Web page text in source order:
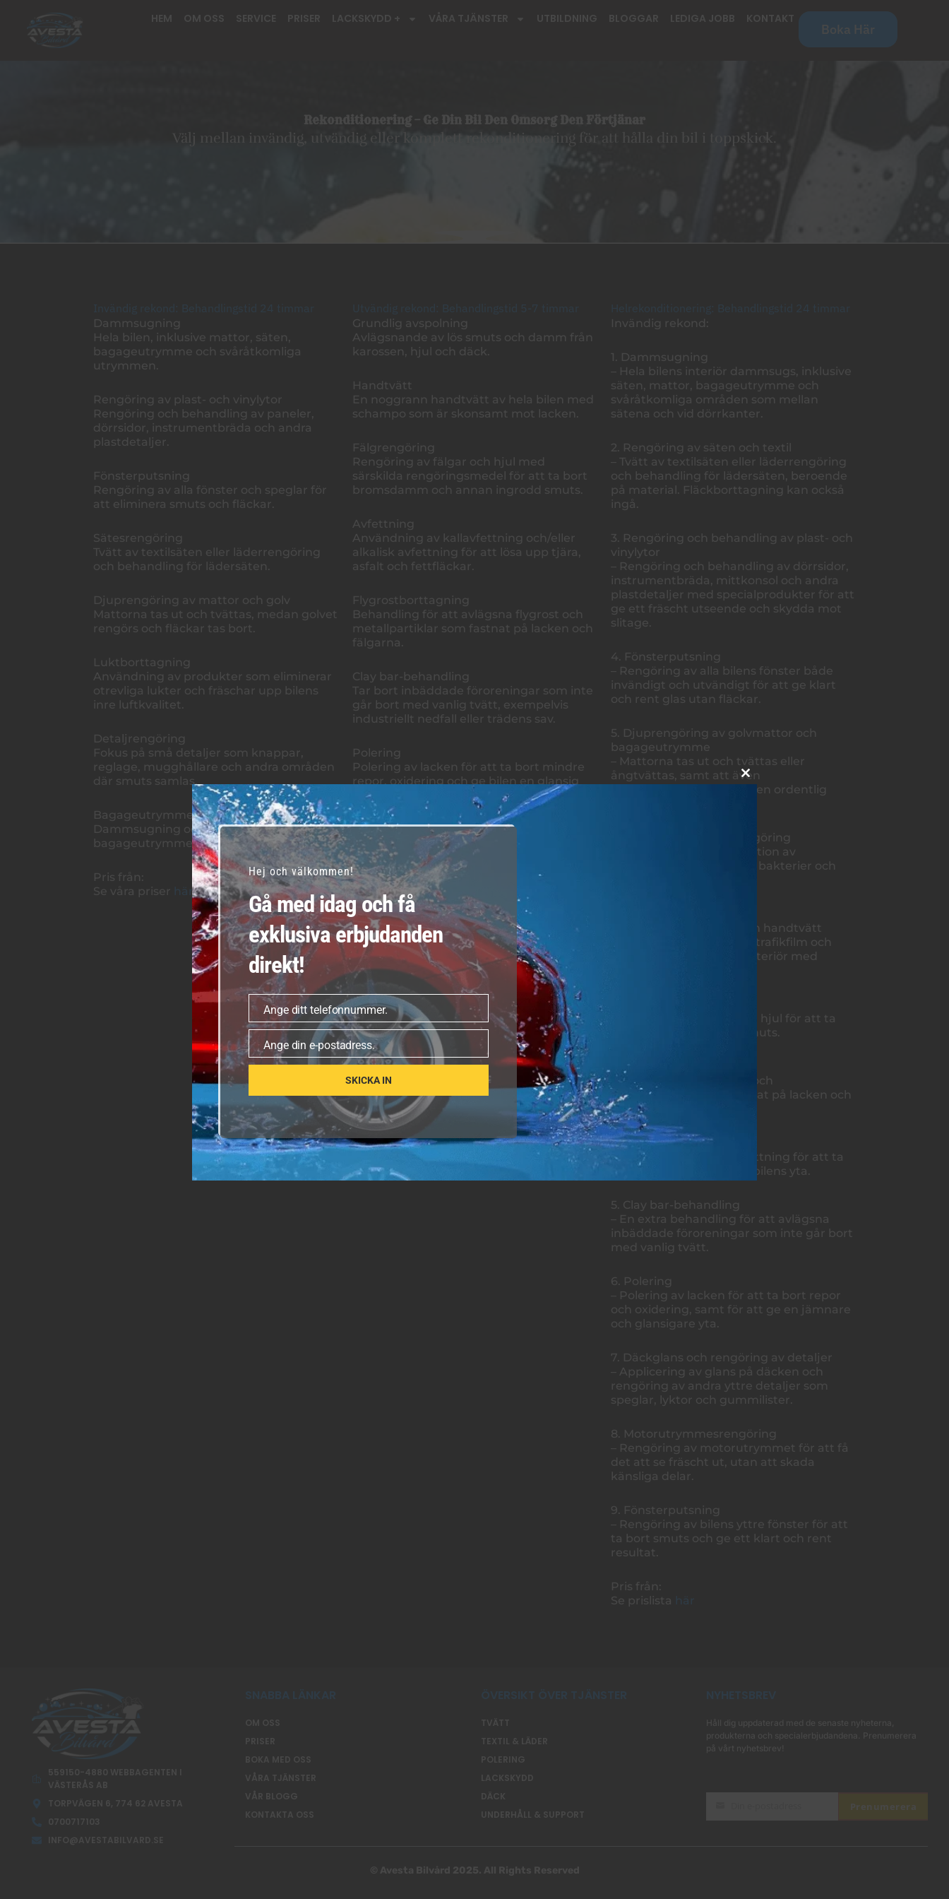
innehåll
HEM OM OSS SERVICE PRISER LACKSKYDD + VÅRA TJÄNSTER UTBILDNING BLOGGAR LEDIGA JOBB KONTAKT
Boka Här
Rekonditionering – Ge Din Bil Den Omsorg Den Förtjänar
Välj mellan invändig, utvändig eller komplett rekonditionering för att hålla din bil i toppskick.
Invändig rekond: Behandlingstid 24 timmar
Dammsugning
Hela bilen, inklusive mattor, säten,
bagageutrymme och svåråtkomliga
utrymmen.
Rengöring av plast- och vinylytor
Rengöring och behandling av paneler,
dörrsidor, instrumentbräda och andra
plastdetaljer.
Fönsterputsning
Rengöring av alla fönster och speglar för
att eliminera smuts och fläckar.
Sätesrengöring
Tvätt av textilsäten eller läderrengöring
och behandling för lädersäten.
Djuprengöring av mattor och golv
Mattorna tas ut och tvättas, medan golvet
rengörs och fläckar tas bort.
Luktborttagning
Användning av produkter som eliminerar
otrevliga lukter och fräschar upp bilens
inre luftkvalitet.
Detaljrengöring
Fokus på små detaljer som knappar,
reglage, mugghållare och andra områden
där smuts samlas.
Bagageutrymme
Dammsugning och rengöring av
bagageutrymmet.
Pris från:
Se våra priser
här
Utvändig rekond: Behandlingstid 5-7 timmar
Grundlig avspolning
Avlägsnande av lös smuts och damm från
karossen, hjul och däck.
Handtvätt
En noggrann handtvätt av hela bilen med
schampo som är skonsamt mot lacken.
Fälgrengöring
Rengöring av fälgar och hjul med
särskilda rengöringsmedel för att ta bort
bromsdamm och annan ingrodd smuts.
Avfettning
Användning av kallavfettning och/eller
alkalisk avfettning för att lösa upp tjära,
asfalt och fettfläckar.
Flygrostborttagning
Behandling för att avlägsna flygrost och
metallpartiklar som fastnat på lacken och
fälgarna.
Clay bar-behandling
Tar bort inbäddade föroreningar som inte
går bort med vanlig tvätt, exempelvis
industriellt nedfall eller trädens sav.
Polering
Polering av lacken för att ta bort mindre
repor, oxidering och ge bilen en glansig
finish. Detta kan göras för hand eller med
maskin.
Rengöring av detaljer
Speglar, lyktor, gummilister och andra
yttre detaljer rengörs och behandlas för
att förhindra slitage.
Rengöring av motorutrymmet
Motorutrymmet rengörs varsamt för att
se fräscht ut.
Fönsterputsning
Rengöring av bilens fönster och speglar
för att få bort fläckar och smuts.
Däckglans
Applicering av en glansig behandling på
däcken för att ge ett nytt och fräscht
utseende.
Pris från:
Se våra priser
Helrekonditionering: Behandlingstid 24 timmar
Invändig rekond:
1. Dammsugning
– Hela bilens interiör dammsugs, inklusive
säten, mattor, bagageutrymme och
svåråtkomliga områden som mellan
sätena och vid dörrkanter.
2. Rengöring av säten och textil
– Tvätt av textilsäten eller läderrengöring
och behandling för lädersäten, beroende
på material. Fläckborttagning kan också
ingå.
3. Rengöring och behandling av plast- och
vinylytor
– Rengöring och behandling av dörrsidor,
instrumentbräda, mittkonsol och andra
plastdetaljer med specialprodukter för att
ge ett fräscht utseende och skydda mot
slitage.
4. Fönsterputsning
– Rengöring av alla bilens fönster både
invändigt och utvändigt för att ge klart
och rent glas utan fläckar.
5. Djuprengöring av golvmattor och
bagageutrymme
– Mattorna tas ut och tvättas eller
ångtvättas, samt att även
bagageutrymmet får sig en ordentlig
6. Ventilationssystemrengöring
– Rengöring och desinfektion av
luftventiler för att ta bort bakterier och
1. Grundlig avspolning och handtvätt
– Avlägsnande av smuts, trafikfilm och
damm från hela bilens exteriör med
– Rengöring av fälgar och hjul för att ta
bort bromsdamm och smuts.
3. Flygrostborttagning
– Behandling av flygrost och
metallpartiklar som fastnat på lacken och
fälgarna.
4. Avfettning
– Användning av kallavfettning för att ta
bort asfalt och tjära från bilens yta.
5. Clay bar-behandling
– En extra behandling för att avlägsna
inbäddade föroreningar som inte går bort
med vanlig tvätt.
6. Polering
– Polering av lacken för att ta bort repor
och oxidering, samt för att ge en jämnare
och glansigare yta.
7. Däckglans och rengöring av detaljer
– Applicering av glans på däcken och
rengöring av andra yttre detaljer som
speglar, lyktor och gummilister.
8. Motorutrymmesrengöring
– Rengöring av motorutrymmet för att få
det att se fräscht ut, utan att skada
känsliga delar.
9. Fönsterputsning
– Rengöring av bilens yttre fönster för att
ta bort smuts och ge ett klart och rent
resultat.
Pris från:
Se prislista
här
Prenumerera
Close
this
Hej och välkommen!
Gå med idag och få
exklusiva erbjudanden
direkt!
Telefonnummer
Ange ditt telefonnummer.
E-
post
Ange din e-postadress.
SKICKA IN